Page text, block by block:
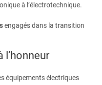
à l’électrotechnique.
engagés dans la transition
l’honneur
équipements électriques